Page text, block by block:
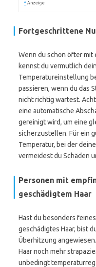
* Anzeige
Fortgeschrittene
Wenn du schon öfter mit
kennst du vermutlich
Temperatureinstellung
passieren, wenn du das
nicht richtig wartest.
eine automatische
gereinigt wird, um eine
sicherzustellen. Für ein
Temperatur, bei der
vermeidest du Schäden
Personen mit
geschädigtem Haar
Hast du besonders
geschädigtes Haar, bist
Überhitzung
Haar noch mehr
unbedingt